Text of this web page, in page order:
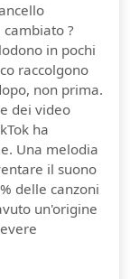
?
in pochi
raccolgono
non prima.
dei video
ha
Una melodia
il suono
delle canzoni
un'origine